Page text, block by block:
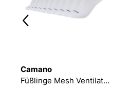
Camano
Füßlinge Mesh Ventilation